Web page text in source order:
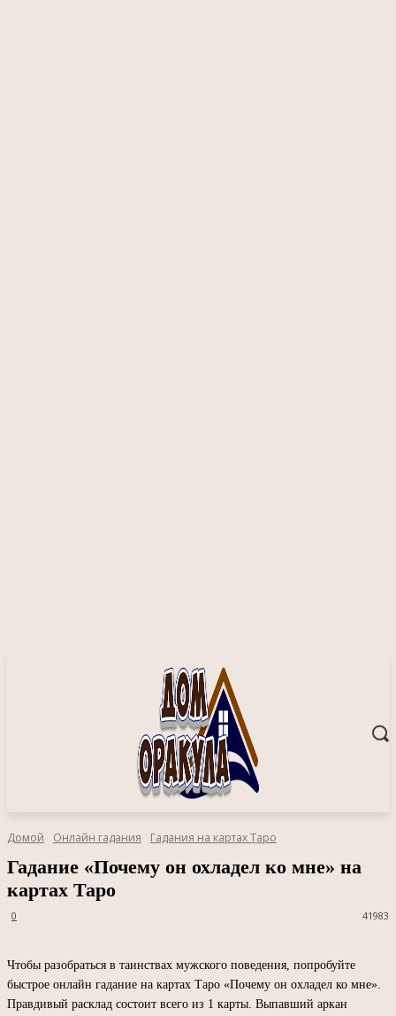
Домой Онлайн гадания Гадания на картах Таро
Гадание «Почему он охладел ко мне» на
картах Таро
41983
0
Чтобы разобраться в таинствах мужского поведения, попробуйте
быстрое онлайн гадание на картах Таро «Почему он охладел ко мне».
Правдивый расклад состоит всего из 1 карты. Выпавший аркан